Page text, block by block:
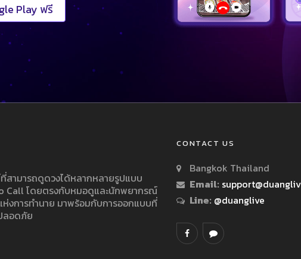
Play ฟรี
ามารถดูดวงได้หลากหลายรูปแบบ
Call โดยตรงกับหมอดูและนักพยากรณ์
งการทำนาย มาพร้อมกับการออกแบบที่
ลอดภัย
CONTACT US
Bangkok Thailand
Email:
Line: @duanglive